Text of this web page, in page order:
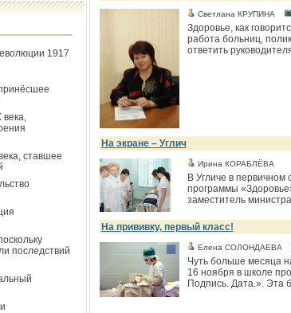
1917
ставшее
последствий
Светлана КРУПИНА
Здоровье, как
работа больниц,
ответить
На экране – Углич
Ирина КОРАБЛЁВА
В Угличе в
программы
заместитель
На прививку, первый класс!
Елена СОЛОНДАЕВА
Чуть больше месяца
16 ноября в школе
Подпись. Дата.». Эта